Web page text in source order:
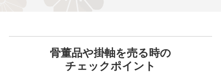
骨董品や掛軸を売る時の
チェックポイント